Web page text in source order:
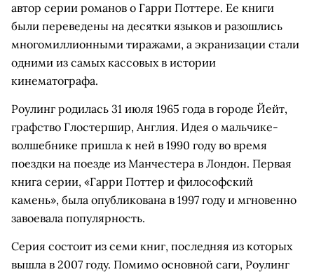
автор серии романов о Гарри Поттере. Ее книги
были переведены на десятки языков и разошлись
многомиллионными тиражами, а экранизации стали
одними из самых кассовых в истории
кинематографа.
Роулинг родилась 31 июля 1965 года в городе Йейт,
графство Глостершир, Англия. Идея о мальчике-
волшебнике пришла к ней в 1990 году во время
поездки на поезде из Манчестера в Лондон. Первая
книга серии, «Гарри Поттер и философский
камень», была опубликована в 1997 году и мгновенно
завоевала популярность.
Серия состоит из семи книг, последняя из которых
вышла в 2007 году. Помимо основной саги, Роулинг